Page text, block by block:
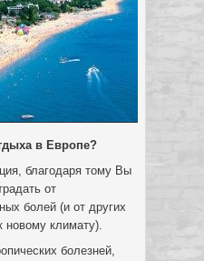
в Европе?
благодаря тому Вы
от
болей (и от других
новому климату).
болезней,